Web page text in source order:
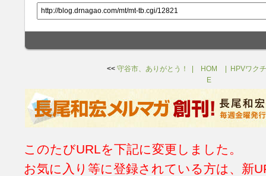
<< 守谷市、ありがとう！
HOM
E
HPVワク
このたびURLを下記に変更しました。
お気に入り等に登録されている方は、新